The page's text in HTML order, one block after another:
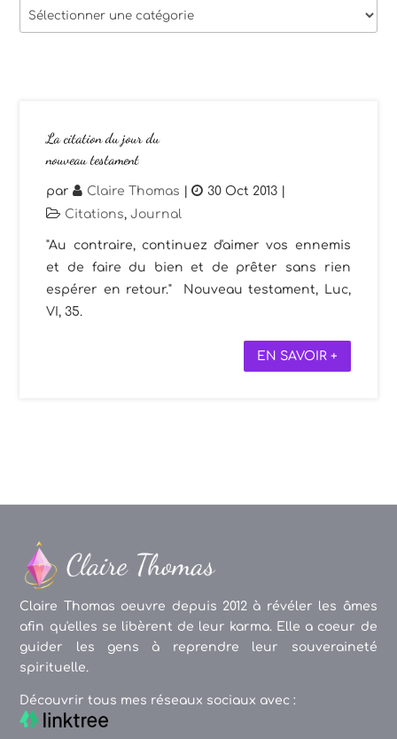
La citation du jour du
nouveau testament
par Claire Thomas | 30 Oct 2013 |
Citations,Journal
"Au contraire, continuez d'aimer vos ennemis
et de faire du bien et de prêter sans rien
espérer en retour." Nouveau testament, Luc,
VI, 35.
EN SAVOIR +
Thèmes
des
Claire Thomas oeuvre depuis 2012 à révéler les âmes
afin qu'elles se libèrent de leur karma. Elle a coeur de
guider les gens à reprendre leur souveraineté
spirituelle.
Découvrir tous mes réseaux sociaux avec :